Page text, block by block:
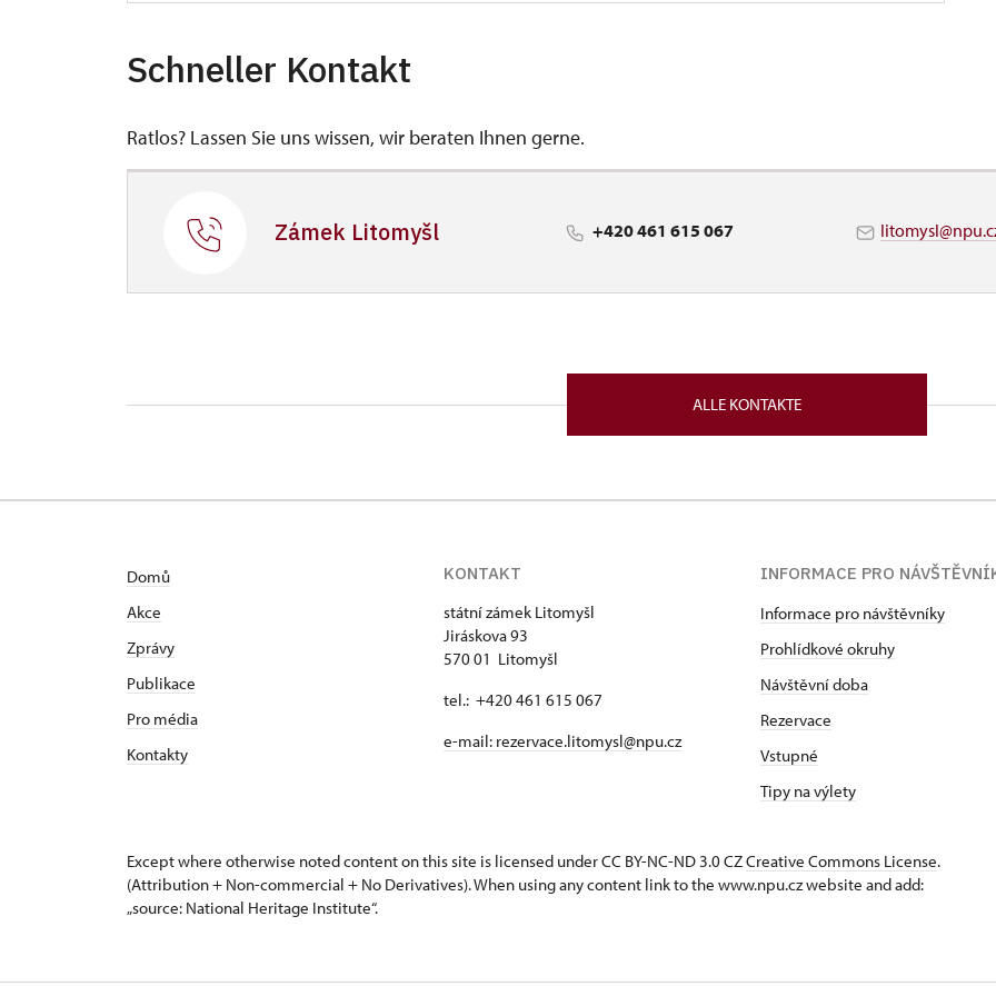
Schneller Kontakt
Ratlos? Lassen Sie uns wissen, wir beraten Ihnen gerne.
Zámek Litomyšl +420 461 615 067
ALLE KONTAKTE
Domů
Akce
Zprávy
Publikace
Pro média
Kontakty
KONTAKT
státní zámek Litomyšl
Jiráskova 93
570 01 Litomyšl
tel.: +420 461 615 067
e-mail: rezervace.litomysl@npu.cz
INFORMACE PRO
Informace pro návštěvníky
Prohlídkové okruhy
Návštěvní doba
Rezervace
Vstupné
Tipy na výlety
Except where otherwise noted content on this site is licensed under CC BY-NC-ND 3.0 CZCreative Commons License.
(Attribution + Non-commercial + No Derivatives). When using any content link to the www.npu.cz website and add:
„source: National Heritage Institute“.